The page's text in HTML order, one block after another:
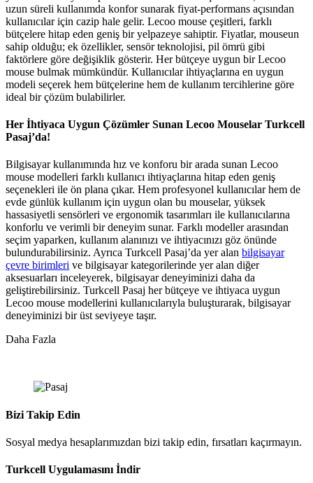
uzun süreli kullanımda konfor sunarak fiyat-performans açısından
kullanıcılar için cazip hale gelir. Lecoo mouse çeşitleri, farklı
bütçelere hitap eden geniş bir yelpazeye sahiptir. Fiyatlar, mouseun
sahip olduğu; ek özellikler, sensör teknolojisi, pil ömrü gibi
faktörlere göre değişiklik gösterir. Her bütçeye uygun bir Lecoo
mouse bulmak mümkündür. Kullanıcılar ihtiyaçlarına en uygun
modeli seçerek hem bütçelerine hem de kullanım tercihlerine göre
ideal bir çözüm bulabilirler.
Her İhtiyaca Uygun Çözümler Sunan Lecoo Mouselar Turkcell
Pasaj’da!
Bilgisayar kullanımında hız ve konforu bir arada sunan Lecoo
mouse modelleri farklı kullanıcı ihtiyaçlarına hitap eden geniş
seçenekleri ile ön plana çıkar. Hem profesyonel kullanıcılar hem de
evde günlük kullanım için uygun olan bu mouselar, yüksek
hassasiyetli sensörleri ve ergonomik tasarımları ile kullanıcılarına
konforlu ve verimli bir deneyim sunar. Farklı modeller arasından
seçim yaparken, kullanım alanınızı ve ihtiyacınızı göz önünde
bulundurabilirsiniz. Ayrıca Turkcell Pasaj’da yer alan bilgisayar
çevre birimleri ve bilgisayar kategorilerinde yer alan diğer
aksesuarları inceleyerek, bilgisayar deneyiminizi daha da
geliştirebilirsiniz. Turkcell Pasaj her bütçeye ve ihtiyaca uygun
Lecoo mouse modellerini kullanıcılarıyla buluşturarak, bilgisayar
deneyiminizi bir üst seviyeye taşır.
Daha Fazla
Bizi Takip Edin
Sosyal medya hesaplarımızdan bizi takip edin, fırsatları kaçırmayın.
Turkcell Uygulamasını İndir